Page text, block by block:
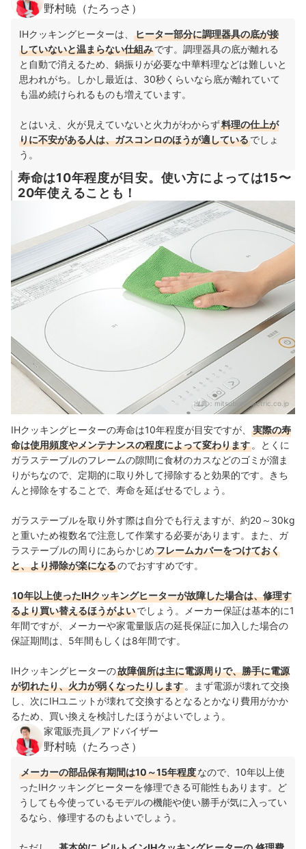
野村暁（たろっさ）
IHクッキングヒーターは、
ヒーター部分に調理器具の底が接
していないと温まらない仕組みです。調理器具の底が離れる
と自動で消えるため、鍋振りが必要な中華料理などは難しいと
思われがち。しかし最近は、30秒くらいなら底が離れていて
も温め続けられるものも増えています。
とはいえ、火が見えていないと火力がわからず料理の仕上が
りに不安がある人は、ガスコンロのほうが適しているでしょ
う。
寿命は10年程度が目安。使い方によっては15〜
20年使えることも！
出典：mitsubishielectric.co.jp
IHクッキングヒーターの寿命は10年程度が目安ですが、
実際の寿
命は使用頻度やメンテナンスの程度によって変わります 。とくに
ガラステーブルのフレームの隙間に食材のカスなどのゴミが溜ま
りがちなので、定期的に取り外して掃除すると効果的です。きち
んと掃除をすることで、寿命を延ばせるでしょう。
ガラステーブルを取り外す際は自分でも行えますが、約20～30kg
と重いため複数名で注意して作業する必要があります。また、ガ
ラステーブルの周りにあらかじめフレームカバーをつけておく
と、より掃除が楽になるのでおすすめです。
10年以上使ったIHクッキングヒーターが故障した場合は、修理す
るより買い替えるほうがよいでしょう。
メーカー保証は基本的に1
年間ですが、メーカーや家電量販店の延長保証に加入した場合の
保証期間は、5年間もしくは8年間です。
IHクッキングヒーターの故障個所は主に電源周りで、勝手に電源
が切れたり、火力が弱くなったりします 。まず電源が壊れて交換
し、次にIHユニットが壊れて交換するとなるとかなり費用がかか
るため、買い換えを検討したほうがよいでしょう。
家電販売員／アドバイザー
野村暁（たろっさ）
メーカーの部品保有期間は10～15年程度なので、10年以上使
ったIHクッキングヒーターを修理できる可能性もあります。ど
うしても今使っているモデルの機能や使い勝手が気に入ってい
るなら、修理するのもよいでしょう。